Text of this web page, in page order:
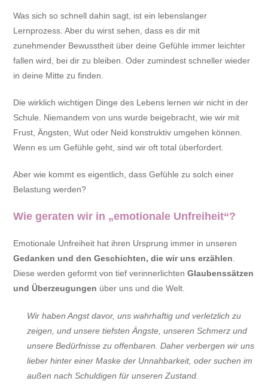
Was sich so schnell dahin sagt, ist ein lebenslanger
Lernprozess. Aber du wirst sehen, dass es dir mit
zunehmender Bewusstheit über deine Gefühle immer leichter
fallen wird, bei dir zu bleiben. Oder zumindest schneller wieder
in deine Mitte zu finden.
Die wirklich wichtigen Dinge des Lebens lernen wir nicht in der
Schule. Niemandem von uns wurde beigebracht, wie wir mit
Frust, Ängsten, Wut oder Neid konstruktiv umgehen können.
Wenn es um Gefühle geht, sind wir oft total überfordert.
Aber wie kommt es eigentlich, dass Gefühle zu solch einer
Belastung werden?
Wie geraten wir in „emotionale Unfreiheit“?
Emotionale Unfreiheit hat ihren Ursprung immer in unseren
Gedanken und den Geschichten, die wir uns erzählen
Diese werden geformt von tief verinnerlichtenGlaubenssätzen
und Überzeugungen über uns und die Welt.
Wir haben Angst davor, uns wahrhaftig und verletzlich zu
zeigen, und unsere tiefsten Ängste, unseren Schmerz und
unsere Bedürfnisse zu offenbaren. Daher verbergen wir uns
lieber hinter einer Maske der Unnahbarkeit, oder suchen im
außen nach Schuldigen für unseren Zustand.